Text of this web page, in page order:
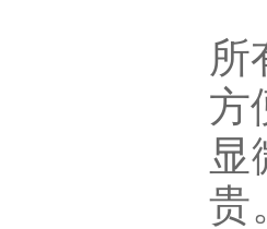
所
方
显
贵